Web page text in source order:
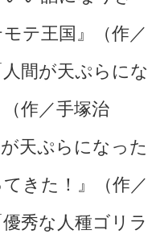
テ王国』（作／
間が天ぷらにな
作／手塚治
天ぷらになった
きた！』（作／
秀な人種ゴリラ